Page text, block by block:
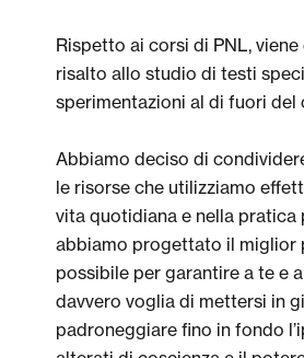
Rispetto ai corsi di PNL,
risalto allo studio di testi
sperimentazioni al di fuori del
Abbiamo deciso di
le risorse che utilizziamo
vita quotidiana e nella pratica
abbiamo progettato il miglior
possibile per garantire a te e
davvero voglia di mettersi in
padroneggiare fino in fondo